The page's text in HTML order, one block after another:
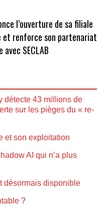
l’ouverture de sa filiale
et renforce son partenariat
SECLAB
détecte 43 millions de
sur les pièges du « re-
et son exploitation
AI qui n’a plus
désormais disponible
?